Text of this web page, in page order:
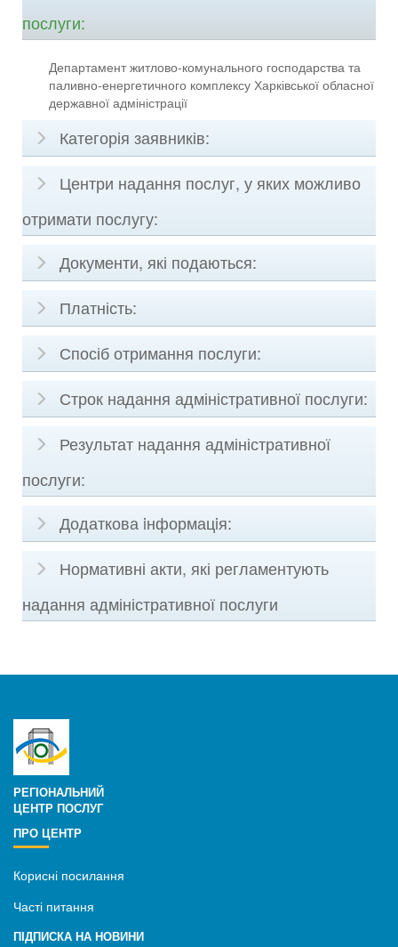
послуги:
Департамент житлово-комунального господарства та
паливно-енергетичного комплексу Харківської обласної
державної адміністрації
Категорія заявників:
Центри надання послуг, у яких можливо
отримати послугу:
Документи, які подаються:
Платність:
Спосіб отримання послуги:
Строк надання адміністративної послуги:
Результат надання адміністративної
послуги:
Додаткова iнформацiя:
Нормативні акти, які регламентують
надання адміністративної послуги
РЕГІОНАЛЬНИЙ
ЦЕНТР ПОСЛУГ
ПРО ЦЕНТР
Корисні посилання
Часті питання
ПІДПИСКА НА НОВИНИ